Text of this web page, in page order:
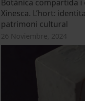
Botànica compartida i
Xinesca. L’hort:
patrimoni cultural
26 Noviembre, 2024